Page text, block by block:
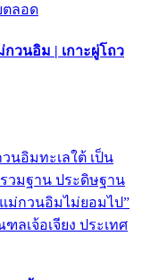
ตลอด
วนอิม | เกาะผู่โถว
นอิมทะเลใต้ เป็น
วมฐาน ประดิษฐาน
ม่กวนอิมไม่ยอมไป”
ลเจ้อเจียง ประเทศ